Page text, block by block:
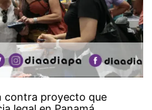
contra proyecto que